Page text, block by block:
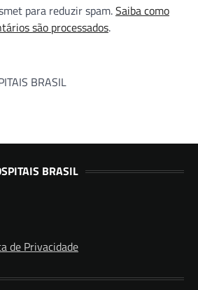
para reduzir spam.Saiba como
são processados.
BRASIL
BRASIL
de Privacidade